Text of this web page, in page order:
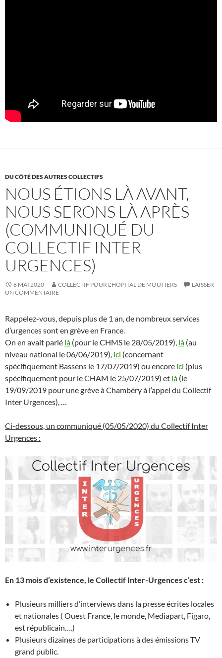
DU CÔTÉ DES AUTRES COLLECTIFS
NOUS ÉTIONS LÀ AVANT,
NOUS SERONS LÀ APRÈS
(COMMUNIQUÉ DU
COLLECTIF INTER
URGENCES)
8 MAI 2020 COLLECTIF POUR L'HÔPITAL DE MOUTIERS
LAISSER
UN COMMENTAIRE
Rappelez-vous, depuis plus de 1 an, de nombreux services
d’urgences sont en grève en France.
On en avait parlé là (pour le CHMS le 28/05/2019), là (au
niveau national le 06/06/2019), ici (concernant
spécifiquement Bassens le 17/07/2019) ou encore ici (plus
spécifiquement pour le CHAM le 25/07/2019) et là (le
19/09/2019 pour une grève à Chambéry à l’appel du Collectif
Inter Urgences), …
Ci-dessous, un communiqué (05/05/2020) du Collectif Inter
Urgences :
En 13 mois d’existence, le Collectif Inter-Urgences c’est :
Plusieurs milliers d’interviews dans la presse écrites locales
et nationales ( Ouest France, le monde, Mediapart, Figaro,
est républicain….)
Plusieurs dizaines de participations à des émissions TV
grand public.